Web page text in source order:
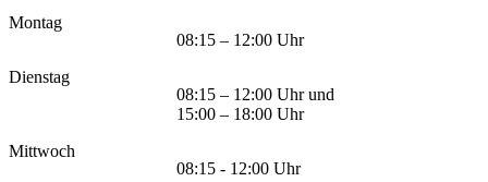
Montag
08:15 – 12:00 Uhr
Dienstag
08:15 – 12:00 Uhr und
15:00 – 18:00 Uhr
Mittwoch
08:15 - 12:00 Uhr